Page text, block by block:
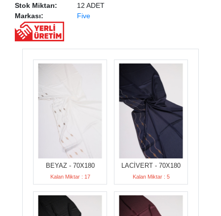
Stok Miktarı:
12 ADET
Markası:
Five
BEYAZ - 70X180
Kalan Miktar : 17
LACİVERT - 70X180
Kalan Miktar : 5